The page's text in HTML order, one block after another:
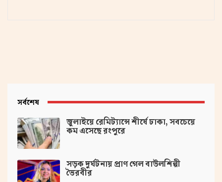
সর্বশেষ
জুলাইয়ে রেমিট্যান্সে শীর্ষে ঢাকা, সবচেয়ে
কম এসেছে রংপুরে
সড়ক দুর্ঘটনায় প্রাণ গেল বাউলশিল্পী
ভৈরবীর